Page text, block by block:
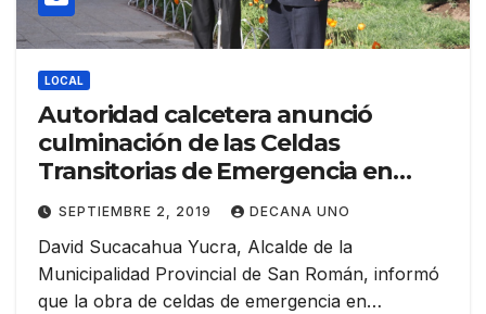
LOCAL
Autoridad calcetera anunció
culminación de las Celdas
Transitorias de Emergencia en
Huanuyo
SEPTIEMBRE 2, 2019 DECANA UNO
David Sucacahua Yucra, Alcalde de la
Municipalidad Provincial de San Román, informó
que la obra de celdas de emergencia en…